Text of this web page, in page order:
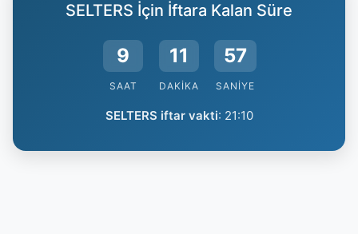
SELTERS İçin İftara Kalan Süre
9
SAAT
11
DAKIKA
56
SANIYE
SELTERS iftar vakti: 21:10